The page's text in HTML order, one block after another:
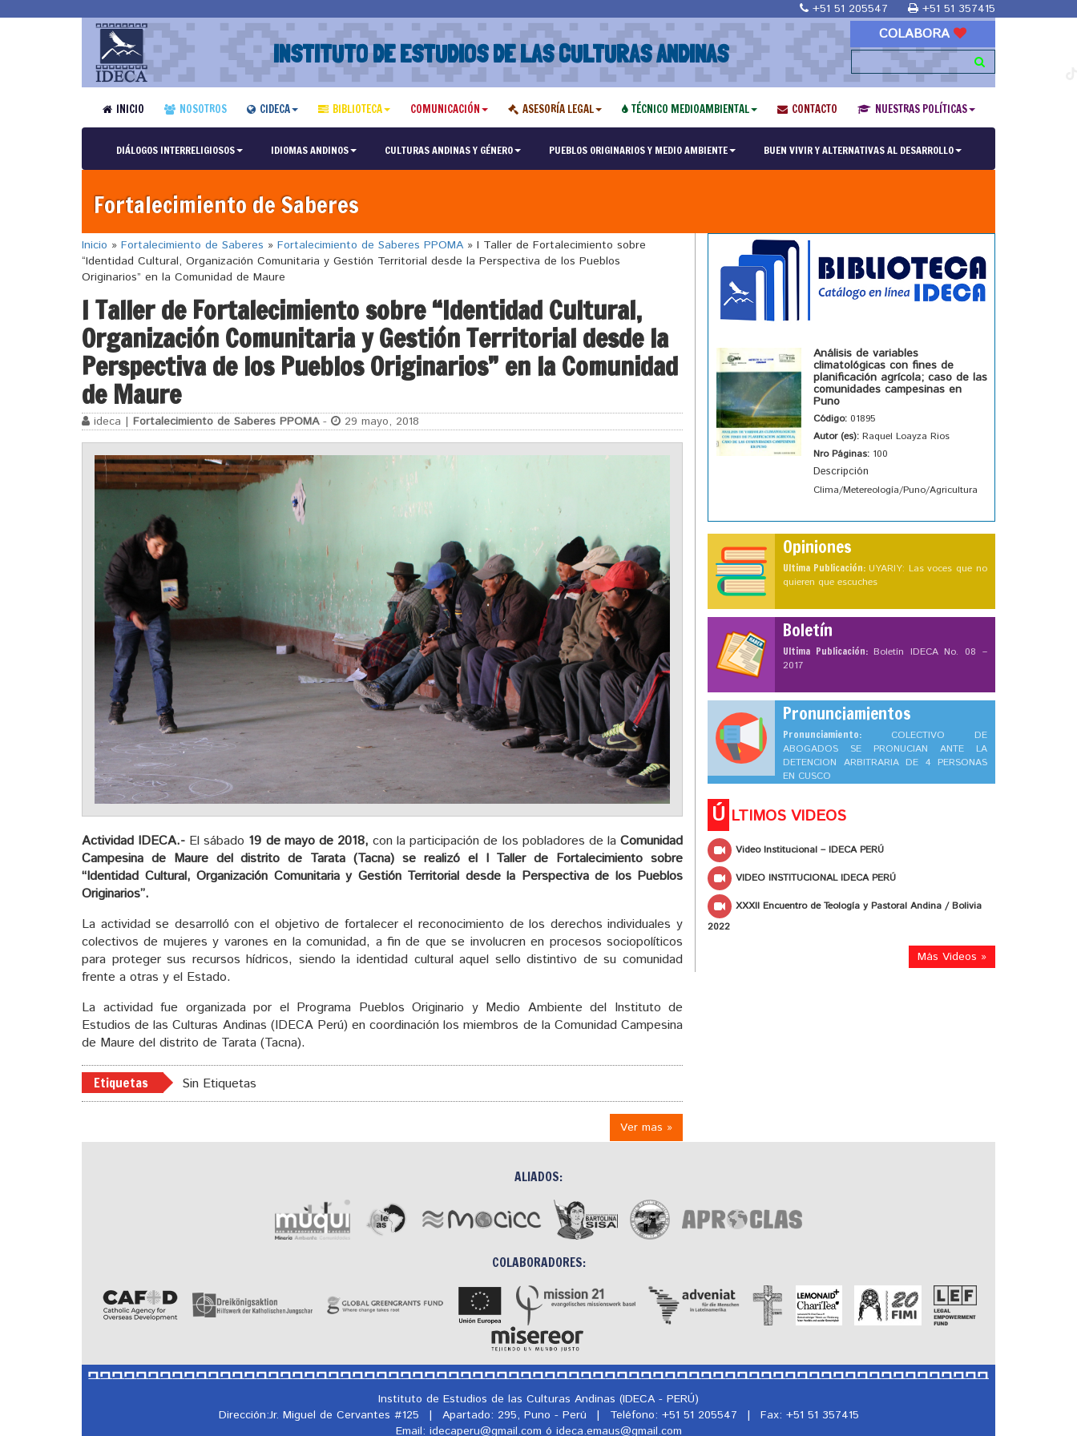
+51 51 205547 +51 51 357415
INSTITUTO DE ESTUDIOS DE LAS CULTURAS ANDINAS
COLABORA
INICIO NOSOTROS CIDECA BIBLIOTECA COMUNICACIÓN ASESORÍA LEGAL TÉCNICO MEDIOAMBIENTAL CONTACTO NUESTRAS POLÍTICAS
DIÁLOGOS INTERRELIGIOSOS IDIOMAS ANDINOS CULTURAS ANDINAS Y GÉNERO PUEBLOS ORIGINARIOS Y MEDIO AMBIENTE BUEN VIVIR Y ALTERNATIVAS AL DESARROLLO
Fortalecimiento de Saberes
Inicio » Fortalecimiento de Saberes » Fortalecimiento de Saberes PPOMA » I Taller de Fortalecimiento sobre
“Identidad Cultural, Organización Comunitaria y Gestión Territorial desde la Perspectiva de los Pueblos
Originarios” en la Comunidad de Maure
I Taller de Fortalecimiento sobre “Identidad Cultural,
Organización Comunitaria y Gestión Territorial desde la
Perspectiva de los Pueblos Originarios” en la Comunidad
de Maure
ideca | Fortalecimiento de Saberes PPOMA- 29 mayo, 2018
Actividad IDECA.- El sábado 19 de mayo de 2018, con la participación de los pobladores de laComunidad
Campesina de Maure del distrito de Tarata (Tacna) se realizó el I Taller de Fortalecimiento sobre
“Identidad Cultural, Organización Comunitaria y Gestión Territorial desde la Perspectiva de los Pueblos
Originarios”.
La actividad se desarrolló con el objetivo de fortalecer el reconocimiento de los derechos individuales y
colectivos de mujeres y varones en la comunidad, a fin de que se involucren en procesos sociopolíticos
para proteger sus recursos hídricos, siendo la identidad cultural aquel sello distintivo de su comunidad
frente a otras y el Estado.
La actividad fue organizada por el Programa Pueblos Originario y Medio Ambiente del Instituto de
Estudios de las Culturas Andinas (IDECA Perú) en coordinación los miembros de la Comunidad Campesina
de Maure del distrito de Tarata (Tacna).
Etiquetas Sin Etiquetas
Ver mas »
Análisis de variables
climatológicas con fines de
planificación agrícola; caso de las
comunidades campesinas en
Puno
Código: 01895
Autor (es): Raquel Loayza Rios
Nro Páginas: 100
Descripción
Clima/Metereología/Puno/Agricultura
Opiniones
Ultima Publicación: UYARIY: Las voces que no
quieren que escuches
Boletín
Ultima Publicación: Boletín IDECA No. 08 –
2017
Pronunciamientos
Pronunciamiento: COLECTIVO DE
ABOGADOS SE PRONUCIAN ANTE LA
DETENCION ARBITRARIA DE 4 PERSONAS
EN CUSCO
Ú LTIMOS VIDEOS
Video Institucional – IDECA PERÚ
VIDEO INSTITUCIONAL IDECA PERÚ
XXXII Encuentro de Teología y Pastoral Andina / Bolivia
2022
Más Videos »
ALIADOS:
COLABORADORES:
Instituto de Estudios de las Culturas Andinas (IDECA - PERÚ)
Dirección:Jr. Miguel de Cervantes #125
| Apartado: 295, Puno - Perú | Teléfono: +51 51 205547 |
Fax: +51 51 357415
Email: idecaperu@gmail.com ó ideca.emaus@gmail.com